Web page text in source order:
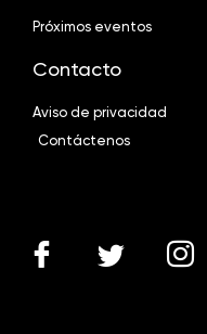
Próximos eventos
Contacto
Aviso de privacidad
Contáctenos